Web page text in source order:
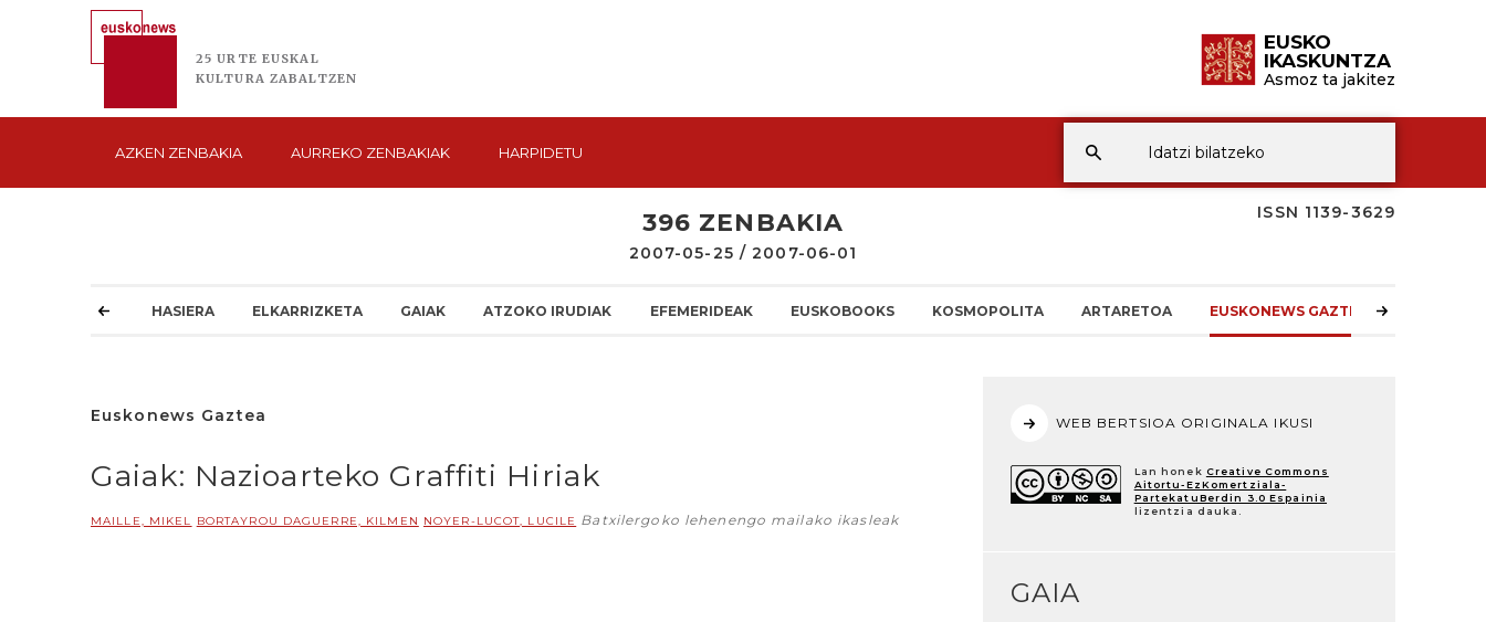
25 URTE EUSKAL
KULTURA ZABALTZEN
EUSKO
IKASKUNTZA
Asmoz ta jakitez
AZKEN ZENBAKIA AURREKO ZENBAKIAK HARPIDETU
ISSN 1139-3629
396 ZENBAKIA
2007-05-25 / 2007-06-01
HASIERA ELKARRIZKETA GAIAK ATZOKO IRUDIAK EFEMERIDEAK EUSKOBOOKS KOSMOPOLITA ARTARETOA EUSKONEWS GAZTEA
Euskonews Gaztea
Gaiak: Nazioarteko Graffiti Hiriak
MAILLE, MIKEL BORTAYROU DAGUERRE, KILMEN NOYER-LUCOT, LUCILE Batxilergoko lehenengo mailako ikasleak
WEB BERTSIOA ORIGINALA IKUSI
Lan honek Creative Commons
Aitortu-EzKomertziala-
PartekatuBerdin 3.0 Espainia
lizentzia dauka.
GAIA